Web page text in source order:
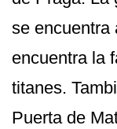
se encuentra
encuentra la
titanes.
Puerta de